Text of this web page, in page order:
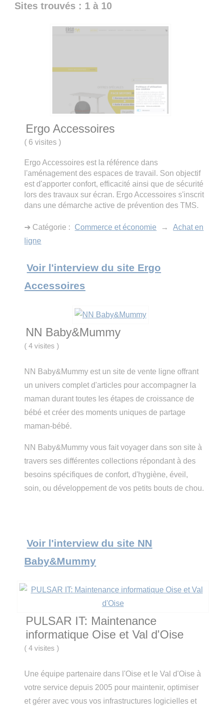
Sites trouvés : 1 à 10
Ergo Accessoires
( 6 visites)
Ergo Accessoires est la référence dans
l'aménagement des espaces de travail. Son objectif
est d'apporter confort, efficacité ainsi que de sécurité
lors des travaux sur écran. Ergo Accessoires s'inscrit
dans une démarche active de prévention des TMS.
➔ Catégorie : Commerce et économie →
Achat en
ligne
Voir l'interview du site Ergo
Accessoires
NN Baby&Mummy
( 4 visites)
NN Baby&Mummy est un site de vente ligne offrant
un univers complet d'articles pour accompagner la
maman durant toutes les étapes de croissance de
bébé et créer des moments uniques de partage
maman-bébé.
NN Baby&Mummy vous fait voyager dans son site à
travers ses différentes collections répondant à des
besoins spécifiques de confort, d'hygiène, éveil,
soin, ou développement de vos petits bouts de chou.
Voir l'interview du site NN
Baby&Mummy
PULSAR IT: Maintenance
informatique Oise et Val d'Oise
( 4 visites)
Une équipe partenaire dans l'Oise et le Val d'Oise à
votre service depuis 2005 pour maintenir, optimiser
et gérer avec vous vos infrastructures logicielles et